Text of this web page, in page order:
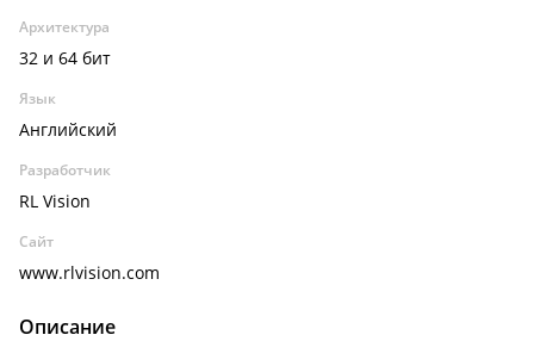
Архитектура
32 и 64 бит
Язык
Английский
Разработчик
RL Vision
Сайт
www.rlvision.com
Описание